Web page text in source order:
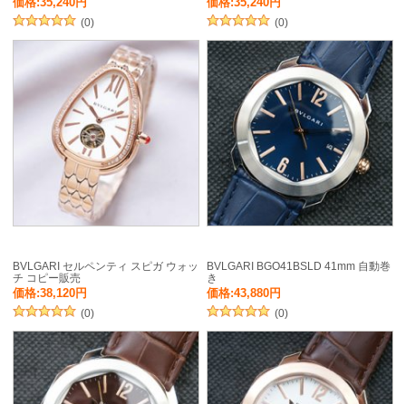
(0) (0)
BVLGARI セルペンティ スピガ ウォッ
チ コピー販売
価格:38,120円
(0)
BVLGARI BGO41BSLD 41mm 自動巻
き
価格:43,880円
(0)